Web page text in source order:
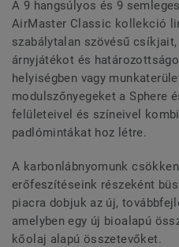
A 9 hangsúlyos és 9
AirMaster Classic kollekció
szabálytalan szövésű
árnyjátékot és
helyiségben vagy
modulszőnyegeket a Sphere
felületeivel és színeivel
padlómintákat hoz létre.
A karbonlábnyomunk
erőfeszítéseink részeként
piacra dobjuk az új,
amelyben egy új bioalapú
kőolaj alapú összetevőket.